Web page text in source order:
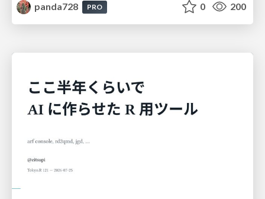
panda728
PRO 0 200